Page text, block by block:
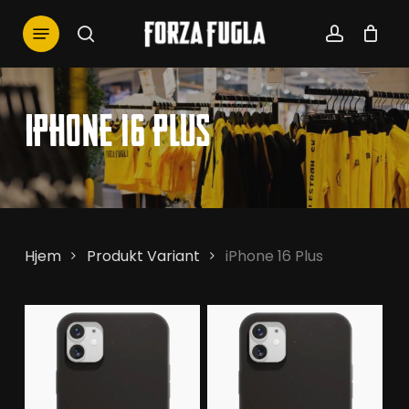
main
content
search account
Menu
iPhone 16 Plus
Hjem Produkt Variant iPhone 16 Plus